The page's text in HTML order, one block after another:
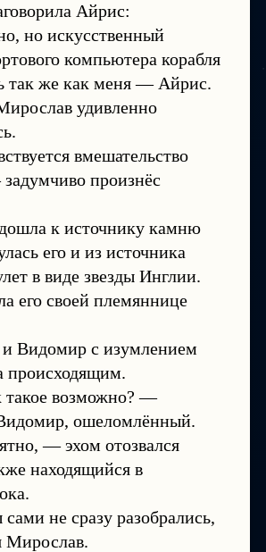
Айрис:
но искусственный
компьютера корабля
так же как меня — Айрис.
удивленно
вмешательство
произнёс
к источнику камню
его и из источника
в виде звезды Инглии.
его своей племяннице
и Видомир с изумлением
происходящим.
возможно? —
ошеломлённый.
— эхом отозвался
находящийся в
не сразу разобрались,
Мирослав.